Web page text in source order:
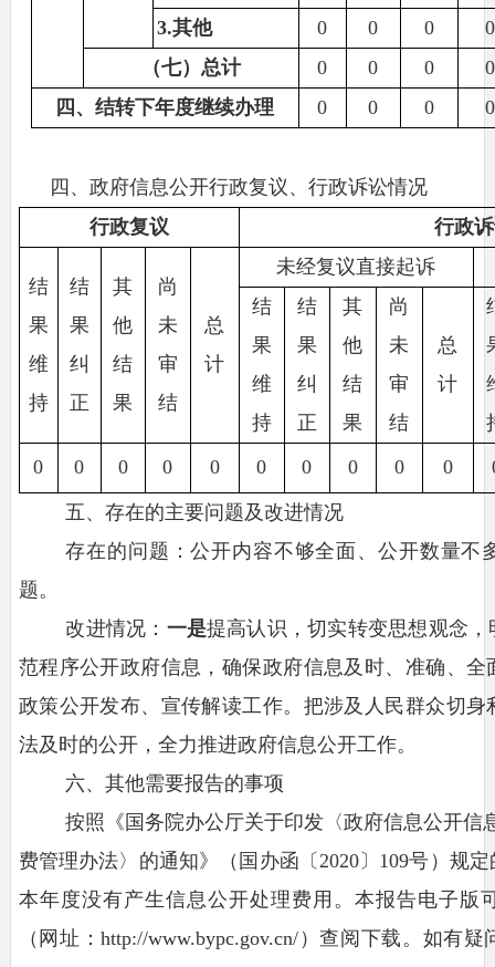
3.其他 0 0 0
0
（七）总计
0 0 0
0
四、结转下年度继续办理
0 0 0 0
四、政府信息公开行政复议、行政诉讼情况
行政复议
行政
结
果
维
持
结
果
纠
正
其
他
结
果
尚
未
审
结
总
计
未经复议直接起诉
结
果
维
持
结
果
纠
正
其
他
结
果
尚
未
审
结
总
计
0
0 0 0 0 0 0 0 0 0
五、存在的主要问题及改进情况
存在的问题：公开内容不够全面、公开数量不
题。
改进情况： 一是提高认识，切实转变思想观念
范程序公开政府信息，确保政府信息及时、准确、全
政策公开发布、宣传解读工作。把涉及人民群众切
法及时的公开，全力推进政府信息公开工作。
六、其他需要报告的事项
按照《国务院办公厅关于印发〈政府信息公开信
费管理办法〉的通知》（国办函〔2020〕109号）规
本年度没有产生信息公开处理费用。 本报告电子版
（ 网址：http://www.bypc.gov.cn/ ）查阅下载。如有疑